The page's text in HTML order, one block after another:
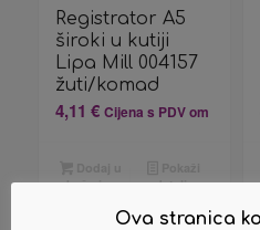
Registrator A5
široki u kutiji
Lipa Mill 004157
žuti/komad
4,11 € Cijena s PDV om
košaricu
detalje
Ova stranica